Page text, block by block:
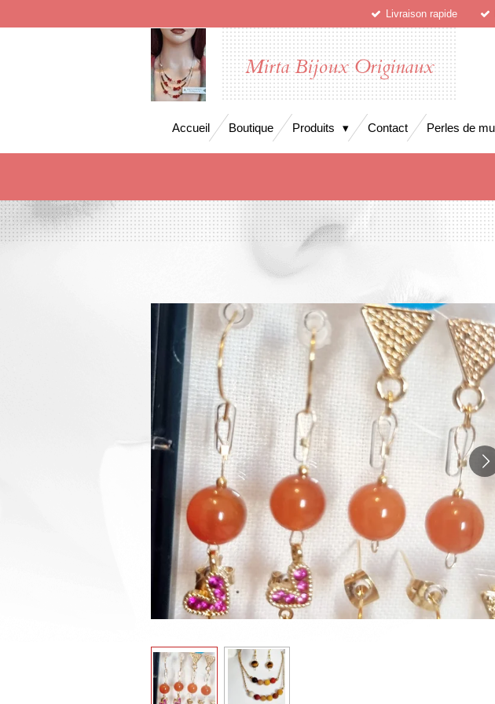
Livraison rapide
Mirta Bijoux Originaux
Accueil Boutique Produits Contact Perles de